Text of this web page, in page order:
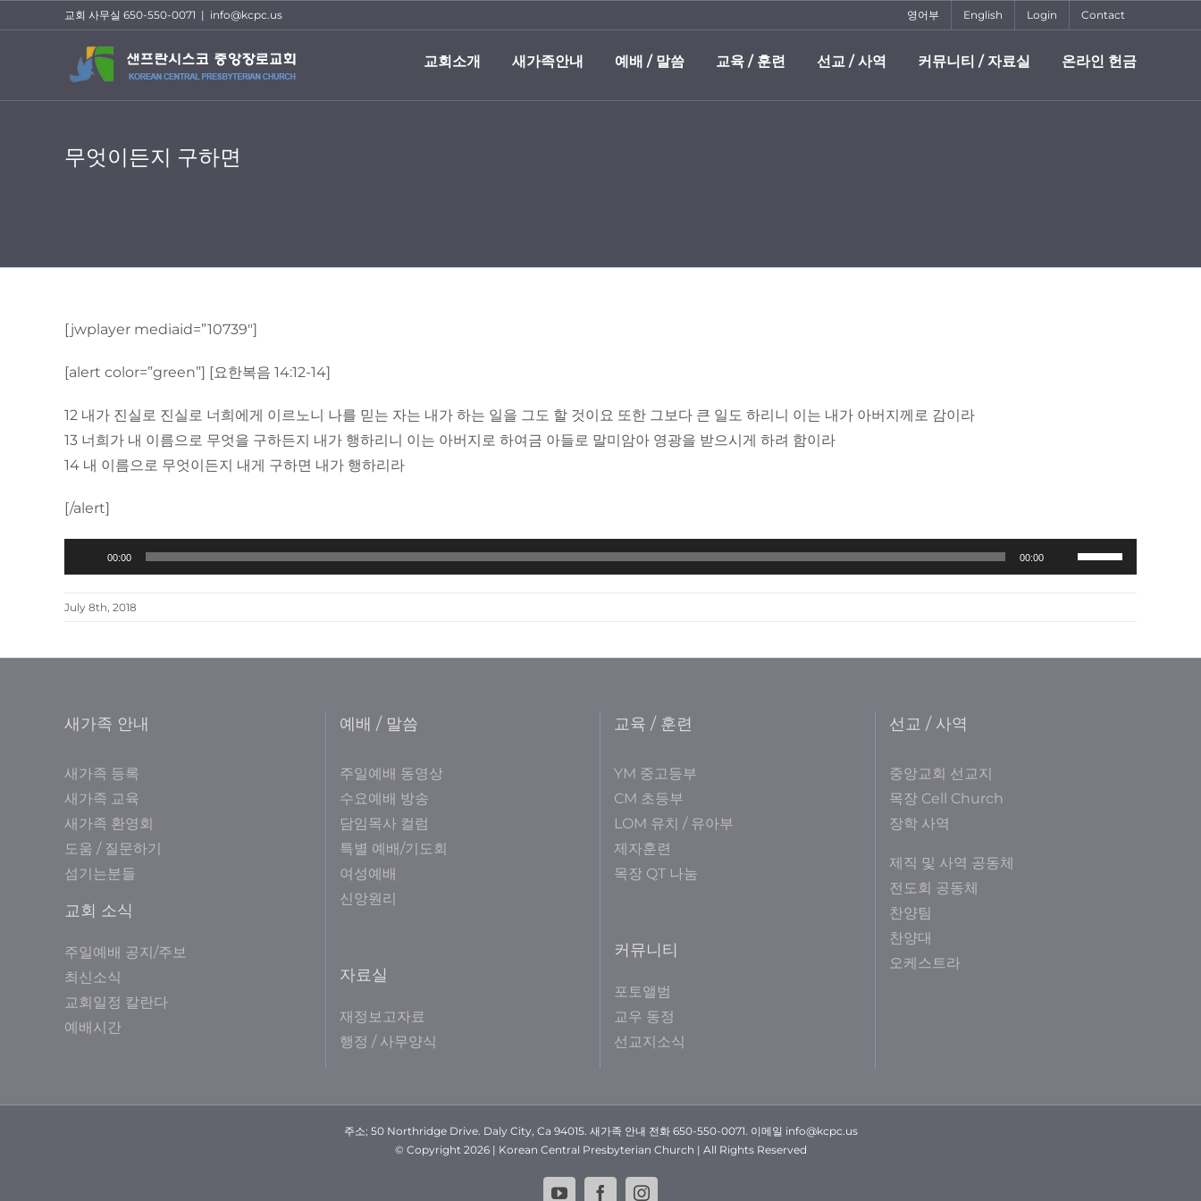
to
교회 사무실 650-550-0071 | info@kcpc.us 영어부 English Login Contact
교회소개 새가족안내 예배 / 말씀 교육 / 훈련 선교 / 사역 커뮤니티 / 자료실 온라인 헌금
무엇이든지 구하면
[jwplayer mediaid=”10739″]
[alert color=”green”] [요한복음 14:12-14]
12 내가 진실로 진실로 너희에게 이르노니 나를 믿는 자는 내가 하는 일을 그도 할 것이요 또한 그보다 큰 일도 하리니 이는 내가 아버지께로 감이라
13 너희가 내 이름으로 무엇을 구하든지 내가 행하리니 이는 아버지로 하여금 아들로 말미암아 영광을 받으시게 하려 함이라
14 내 이름으로 무엇이든지 내게 구하면 내가 행하리라
[/alert]
Player
00:00 00:00
Use
Up/Down
July 8th, 2018
새가족 안내
새가족 등록
새가족 교육
새가족 환영회
도움 / 질문하기
섬기는분들
교회 소식
주일예배 공지/주보
최신소식
교회일정 칼란다
예배시간
예배 / 말씀
주일예배 동영상
수요예배 방송
담임목사 컬럼
특별 예배/기도회
여성예배
신앙원리
자료실
재정보고자료
행정 / 사무양식
교육 / 훈련
YM 중고등부
CM 초등부
LOM 유치 / 유아부
제자훈련
목장 QT 나눔
커뮤니티
포토앨범
교우 동정
선교지소식
선교 / 사역
중앙교회 선교지
목장 Cell Church
장학 사역
제직 및 사역 공동체
전도회 공동체
찬양팀
찬양대
오케스트라
주소; 50 Northridge Drive. Daly City, Ca 94015. 새가족 안내 전화 650-550-0071. 이메일 info@kcpc.us
© Copyright 2026 | Korean Central Presbyterian Church | All Rights Reserved